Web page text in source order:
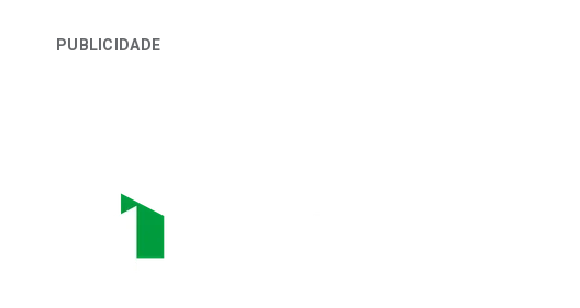
PUBLICIDADE